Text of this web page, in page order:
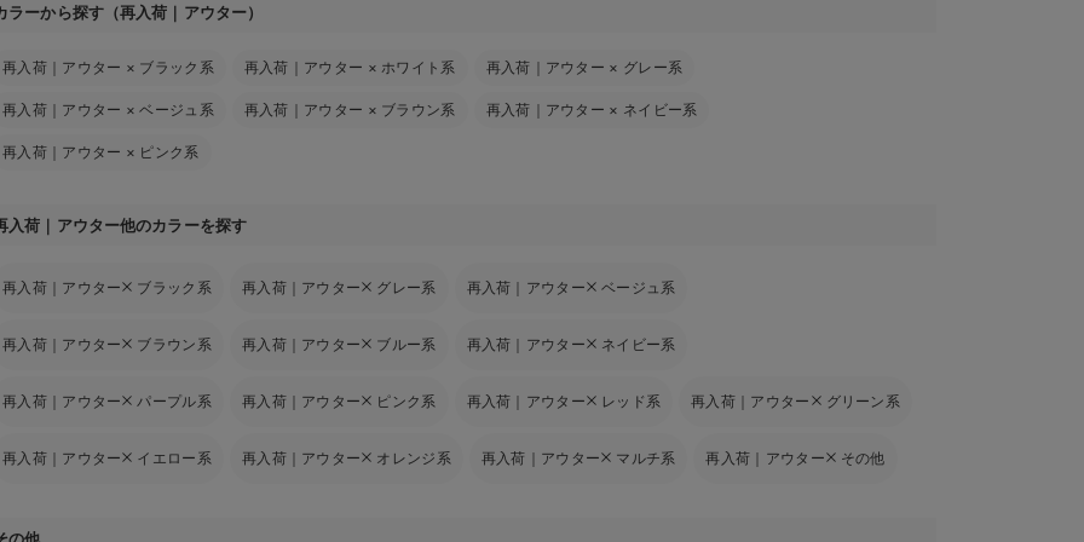
ラーから探す（再入荷｜アウター）
再入荷｜アウター × ブラック系 再入荷｜アウター × ホワイト系 再入荷｜アウター × グレー系
再入荷｜アウター ×ベージュ系 再入荷｜アウター × ブラウン系 再入荷｜アウター × ネイビー系
再入荷｜アウター × ピンク系
入荷｜アウター他のカラーを探す
再入荷｜アウター ブラック系 再入荷｜アウター グレー系 再入荷｜アウター ベージュ系
再入荷｜アウター ブラウン系 再入荷｜アウター ブルー系 再入荷｜アウター ネイビー系
再入荷｜アウター パープル系 再入荷｜アウター ピンク系 再入荷｜アウター レッド系 再入荷｜アウター グリーン系
再入荷｜アウター イエロー系 再入荷｜アウター オレンジ系 再入荷｜アウター マルチ系 再入荷｜アウター その他